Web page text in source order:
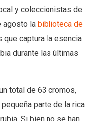
y coleccionistas de
agosto la biblioteca de
que captura la esencia
durante las últimas
total de 63 cromos,
parte de la rica
Si bien no se han